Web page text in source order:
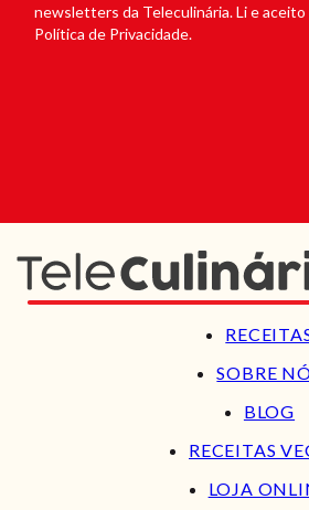
newsletters da Teleculinária. Li e
Política de Privacidade.
SOBRE
BLOG
RECEITAS
LOJA